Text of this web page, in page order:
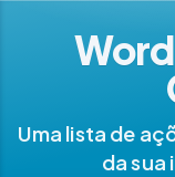
Uma lista de
da sua